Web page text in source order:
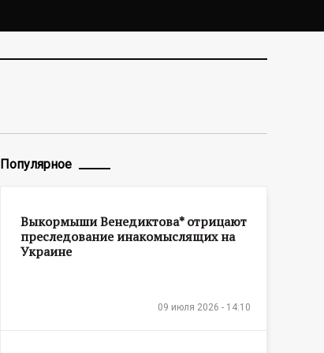
Популярное
Выкормыши Венедиктова* отрицают
преследование инакомыслящих на
Украине
09 июля 2026 - 14:10